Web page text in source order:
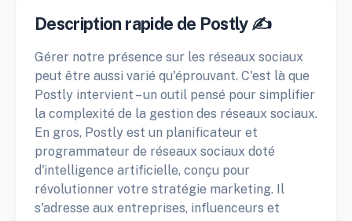
Description rapide de Postly ✍️
Gérer notre présence sur les réseaux sociaux
peut être aussi varié qu'éprouvant. C'est là que
Postly intervient – un outil pensé pour simplifier
la complexité de la gestion des réseaux sociaux.
En gros, Postly est un planificateur et
programmateur de réseaux sociaux doté
d'intelligence artificielle, conçu pour
révolutionner votre stratégie marketing. Il
s'adresse aux entreprises, influenceurs et